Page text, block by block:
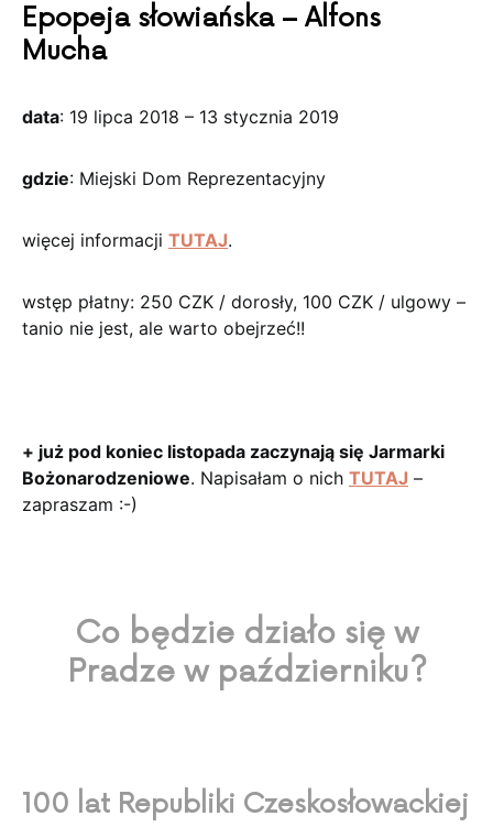
Epopeja słowiańska – Alfons
Mucha
data: 19 lipca 2018 – 13 stycznia 2019
gdzie: Miejski Dom Reprezentacyjny
więcej informacji TUTAJ.
wstęp płatny: 250 CZK / dorosły, 100 CZK / ulgowy –
tanio nie jest, ale warto obejrzeć!!
+ już pod koniec listopada zaczynają się Jarmarki
Bożonarodzeniowe. Napisałam o nich TUTAJ –
zapraszam :-)
Co będzie działo się w
Pradze w październiku?
100 lat Republiki Czeskosłowackiej